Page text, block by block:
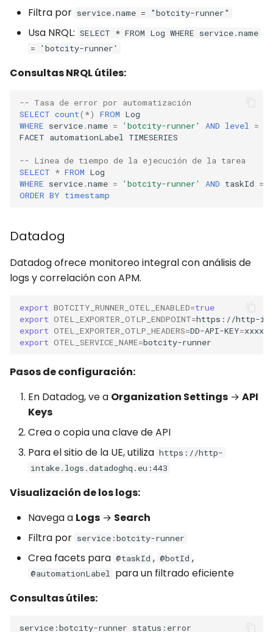
Filtra por service.name = "botcity-runner"
Usa NRQL: SELECT * FROM Log WHERE service.name
= 'botcity-runner'
Consultas NRQL útiles:
-- Tasa de error por automatización
SELECT count( *) FROM Log
WHERE service.name = 'botcity-runner' AND level =
FACET automationLabel TIMESERIES
-- Línea de tiempo de la ejecución de la tarea
SELECT * FROM Log
WHERE service.name = 'botcity-runner' AND taskId =
ORDER BY timestamp
Datadog
Datadog ofrece monitoreo integral con análisis de
logs y correlación con APM.
export BOTCITY_RUNNER_OTEL_ENABLED=true
export OTEL_EXPORTER_OTLP_ENDPOINT=
export OTEL_EXPORTER_OTLP_HEADERS=DD-API-KEY=
export OTEL_SERVICE_NAME=
Pasos de configuración:
En Datadog, ve a Organization Settings → API
Keys
Crea o copia una clave de API
Para el sitio de la UE, utiliza https://http-
intake.logs.datadoghq.eu:443
Visualización de los logs:
Navega a Logs → Search
Filtra por service:botcity-runner
Crea facets para @taskId , @botId ,
@automationLabel para un filtrado eficiente
Consultas útiles: